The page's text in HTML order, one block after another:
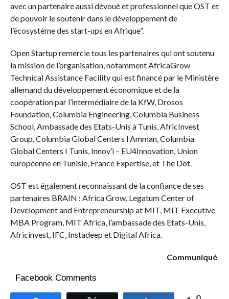
avec un partenaire aussi dévoué et professionnel que OST et
de pouvoir le soutenir dans le développement de
l’écosystème des start-ups en Afrique”.
Open Startup remercie tous les partenaires qui ont soutenu
la mission de l’organisation, notamment AfricaGrow
Technical Assistance Facility qui est financé par le Ministère
allemand du développement économique et de la
coopération par l’intermédiaire de la KfW, Drosos
Foundation, Columbia Engineering, Columbia Business
School, Ambassade des Etats-Unis à Tunis, AfricInvest
Group, Columbia Global Centers l Amman, Columbia
Global Centers I Tunis, Innov’i – EU4Innovation, Union
européenne en Tunisie, France Expertise, et The Dot.
OST est également reconnaissant de la confiance de ses
partenaires BRAIN : Africa Grow, Legatum Center of
Development and Entrepreneurship at MIT, MIT Executive
MBA Program, MIT Africa, l’ambassade des Etats-Unis,
Africinvest, IFC, Instadeep et Digital Africa.
Communiqué
Facebook Comments